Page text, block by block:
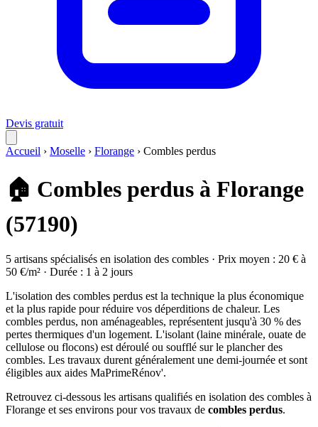
Devis gratuit
Accueil › Moselle › Florange › Combles perdus
🏠 Combles perdus à Florange
(57190)
5 artisans spécialisés en isolation des combles · Prix moyen : 20 € à
50 €/m² · Durée : 1 à 2 jours
L'isolation des combles perdus est la technique la plus économique
et la plus rapide pour réduire vos déperditions de chaleur. Les
combles perdus, non aménageables, représentent jusqu'à 30 % des
pertes thermiques d'un logement. L'isolant (laine minérale, ouate de
cellulose ou flocons) est déroulé ou soufflé sur le plancher des
combles. Les travaux durent généralement une demi-journée et sont
éligibles aux aides MaPrimeRénov'.
Retrouvez ci-dessous les artisans qualifiés en isolation des combles à
Florange et ses environs pour vos travaux de combles perdus.